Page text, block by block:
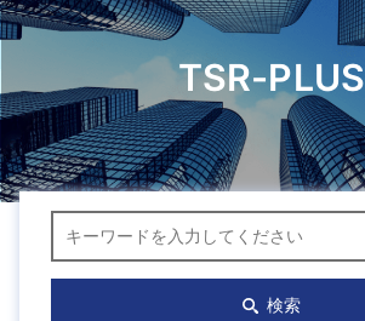
優良企業サイト
会社案内
商品・サービス
導入事例
TSR-PLUS
キーワード検索
検索